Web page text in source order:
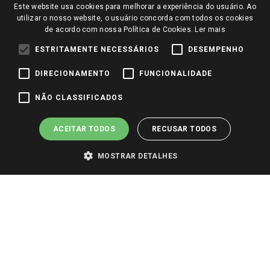
Notícias
Perguntas frequentes
Trabalhe Conosco
Trocas e Devoluções
Redes Sociais
Este website usa cookies para melhorar a experiência do usuário. Ao
utilizar o nosso website, o usuário concorda com todos os cookies
de acordo com nossa Política de Cookies. Ler mais
ESTRITAMENTE NECESSÁRIOS DESEMPENHO
DIRECIONAMENTO FUNCIONALIDADE
NÃO CLASSIFICADOS
ACEITAR TODOS RECUSAR TODOS
MOSTRAR DETALHES